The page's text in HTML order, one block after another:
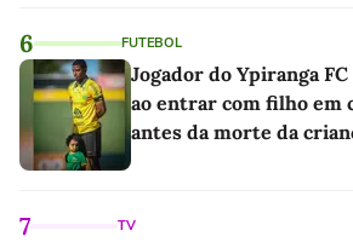
6 FUTEBOL
Jogador do Ypiranga
ao entrar com filho em
antes da morte da
7 TV